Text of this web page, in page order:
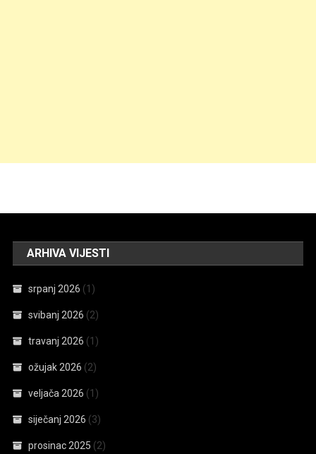
ARHIVA VIJESTI
srpanj 2026 (1)
svibanj 2026 (2)
travanj 2026 (1)
ožujak 2026 (2)
veljača 2026 (1)
siječanj 2026 (3)
prosinac 2025 (2)